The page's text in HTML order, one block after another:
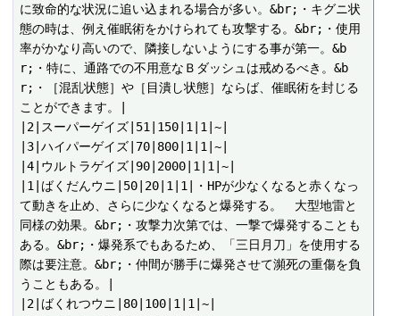
に致命的な状況に追い込まれる場合が多い。&br;・キグニ状
態の時は、例え催眠術をかけられても攻撃する。&br;・使用
率がかなり高いので、隣接しないようにする事が第一。&b
r;・特に、通路での不用意なＢダッシュは戒めるべき。&b
r;・［混乱状態］や［目潰し状態］ならば、催眠術を封じる
ことができます。|
|2|スーパーゲイズ|51|150|1|1|~|
|3|ハイパーゲイズ|70|800|1|1|~|
|4|ウルトラゲイズ|90|2000|1|1|~|
|1|ばくだんウニ|50|20|1|1|・HPが少なくなると赤くなっ
て動きを止め、さらに少なくなると爆発する。　大型地雷と
同様の効果。&br;・攻撃力次第では、一撃で爆発することも
ある。&br;・爆発系でもあるため、「三日月刀」を使用する
際は要注意。&br;・仲間が勝手に爆発させて瀕死の重傷を負
うこともある。|
|2|ばくれつウニ|80|100|1|1|~|